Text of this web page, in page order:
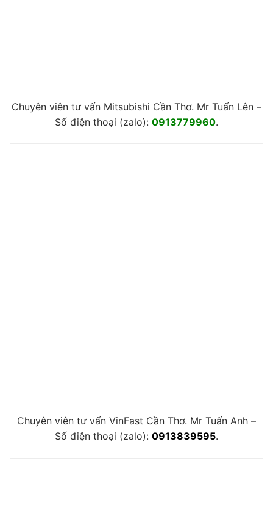
Chuyên viên tư vấn Mitsubishi Cần Thơ. Mr Tuấn Lên –
Số điện thoại (zalo): 0913779960.
Chuyên viên tư vấn VinFast Cần Thơ. Mr Tuấn Anh –
Số điện thoại (zalo): 0913839595.